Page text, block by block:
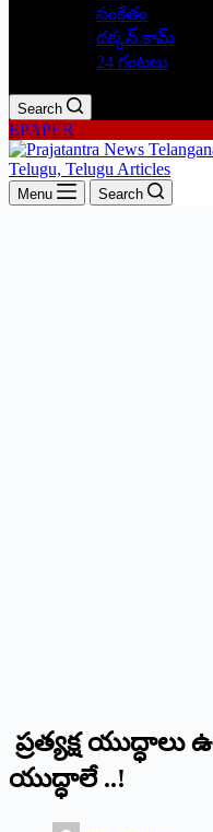
సంకేతం
దక్కన్.కామ్
24 గంటలు
Search
EPAPER
Menu Search
ప్రత్యక్ష యుద్ధాలు
యుద్ధాలే ..!